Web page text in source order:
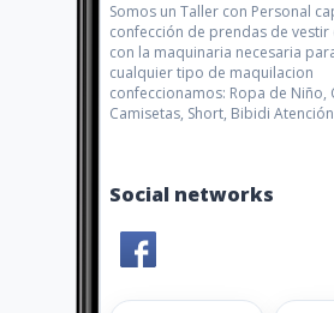
Somos un Taller con Personal
confección de prendas de
con la maquinaria necesaria
cualquier tipo de maquilacion
confeccionamos: Ropa de Niño,
Camisetas, Short, Bibidi
Social networks